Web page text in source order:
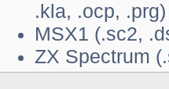
.kla, .ocp, .prg)
MSX1 (.sc2,
ZX Spectrum